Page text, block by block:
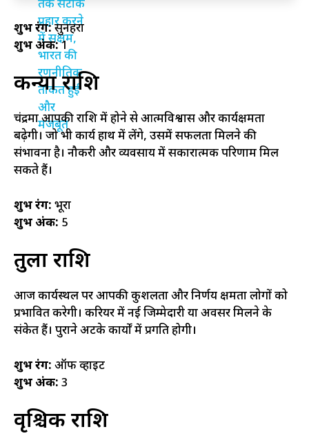
शुभ रंग:सुनहरा
शुभ अंक:1
कन्या राशि
चंद्रमा आपकी राशि में होने से आत्मविश्वास और कार्यक्षमता
बढ़ेगी। जो भी कार्य हाथ में लेंगे, उसमें सफलता मिलने की
संभावना है। नौकरी और व्यवसाय में सकारात्मक परिणाम मिल
सकते हैं।
शुभ रंग: भूरा
शुभ अंक: 5
तुला राशि
आज कार्यस्थल पर आपकी कुशलता और निर्णय क्षमता लोगों को
प्रभावित करेगी। करियर में नई जिम्मेदारी या अवसर मिलने के
संकेत हैं। पुराने अटके कार्यों में प्रगति होगी।
शुभ रंग: ऑफ व्हाइट
शुभ अंक: 3
वृश्चिक राशि